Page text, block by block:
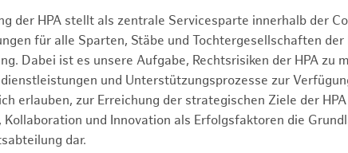
der HPA stellt als zentrale Servicesparte innerhalb der
für alle Sparten, Stäbe und Tochtergesellschaften der
Dabei ist es unsere Aufgabe, Rechtsrisiken der HPA zu
und Unterstützungsprozesse zur
erlauben, zur Erreichung der strategischen Ziele der
und Innovation als Erfolgsfaktoren die
dar.